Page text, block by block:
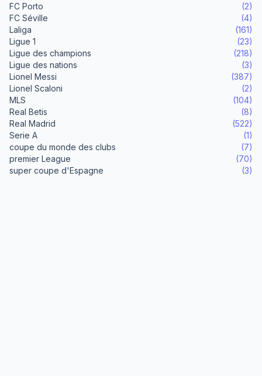
FC Porto
(2)
FC Séville
(4)
Laliga
(161)
Ligue 1
(23)
Ligue des champions
(218)
Ligue des nations
(3)
Lionel Messi
(387)
Lionel Scaloni
(2)
MLS
(104)
Real Betis
(8)
Real Madrid
(522)
Serie A
(1)
coupe du monde des clubs
(7)
premier League
(70)
super coupe d'Espagne
(3)